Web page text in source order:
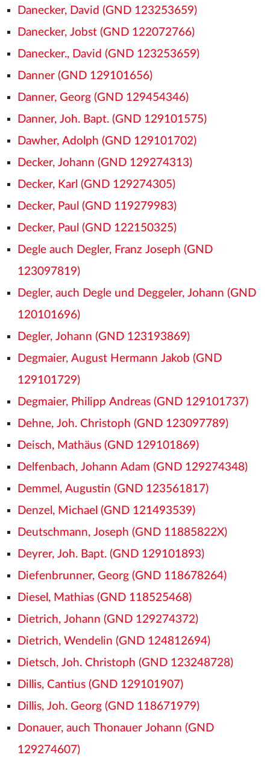
Danecker, David (GND 123253659)
Danecker, Jobst (GND 122072766)
Danecker., David (GND 123253659)
Danner (GND 129101656)
Danner, Georg (GND 129454346)
Danner, Joh. Bapt. (GND 129101575)
Dawher, Adolph (GND 129101702)
Decker, Johann (GND 129274313)
Decker, Karl (GND 129274305)
Decker, Paul (GND 119279983)
Decker, Paul (GND 122150325)
Degle auch Degler, Franz Joseph (GND
123097819)
Degler, auch Degle und Deggeler, Johann (GND
120101696)
Degler, Johann (GND 123193869)
Degmaier, August Hermann Jakob (GND
129101729)
Degmaier, Philipp Andreas (GND 129101737)
Dehne, Joh. Christoph (GND 123097789)
Deisch, Mathäus (GND 129101869)
Delfenbach, Johann Adam (GND 129274348)
Demmel, Augustin (GND 123561817)
Denzel, Michael (GND 121493539)
Deutschmann, Joseph (GND 11885822X)
Deyrer, Joh. Bapt. (GND 129101893)
Diefenbrunner, Georg (GND 118678264)
Diesel, Mathias (GND 118525468)
Dietrich, Johann (GND 129274372)
Dietrich, Wendelin (GND 124812694)
Dietsch, Joh. Christoph (GND 123248728)
Dillis, Cantius (GND 129101907)
Dillis, Joh. Georg (GND 118671979)
Donauer, auch Thonauer Johann (GND
129274607)